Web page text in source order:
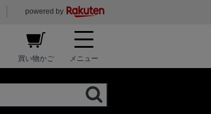
powered by
買い物かご メニュー